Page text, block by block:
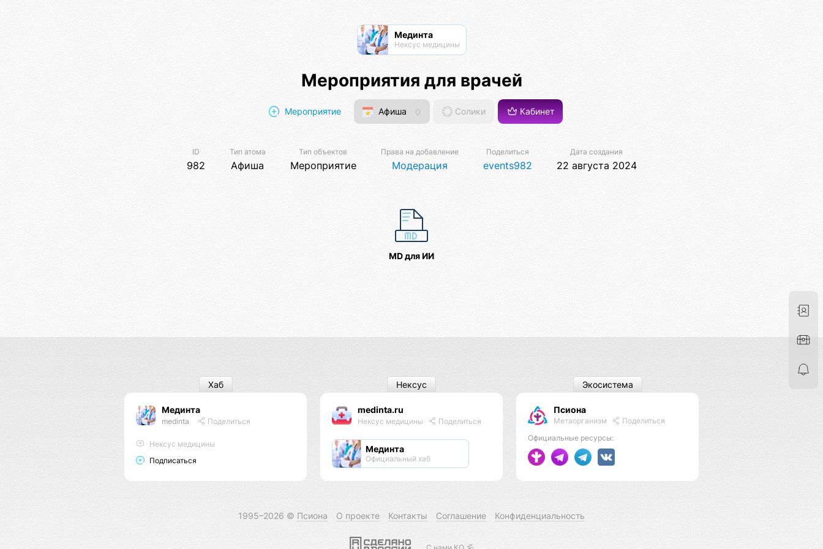
Мединта
Нексус медицины
Мероприятия для врачей
Мероприятие Афиша 0 Солики Кабинет
ID
982
Тип атома
Афиша
Тип объектов
Мероприятие
Права на добавление
Модерация
Поделиться
events982
Дата создания
22 августа 2024
MD для ИИ
Мединта
medinta Поделиться
Нексус медицины
Подписаться
Хаб
medinta.ru
Нексус медицины Поделиться
Мединта
Официальный хаб
Нексус
Псиона
Метаорганизм
Поделиться
Официальные ресурсы:
Экосистема
1995–2026 © Псиона О проекте Контакты Соглашение Конфиденциальность